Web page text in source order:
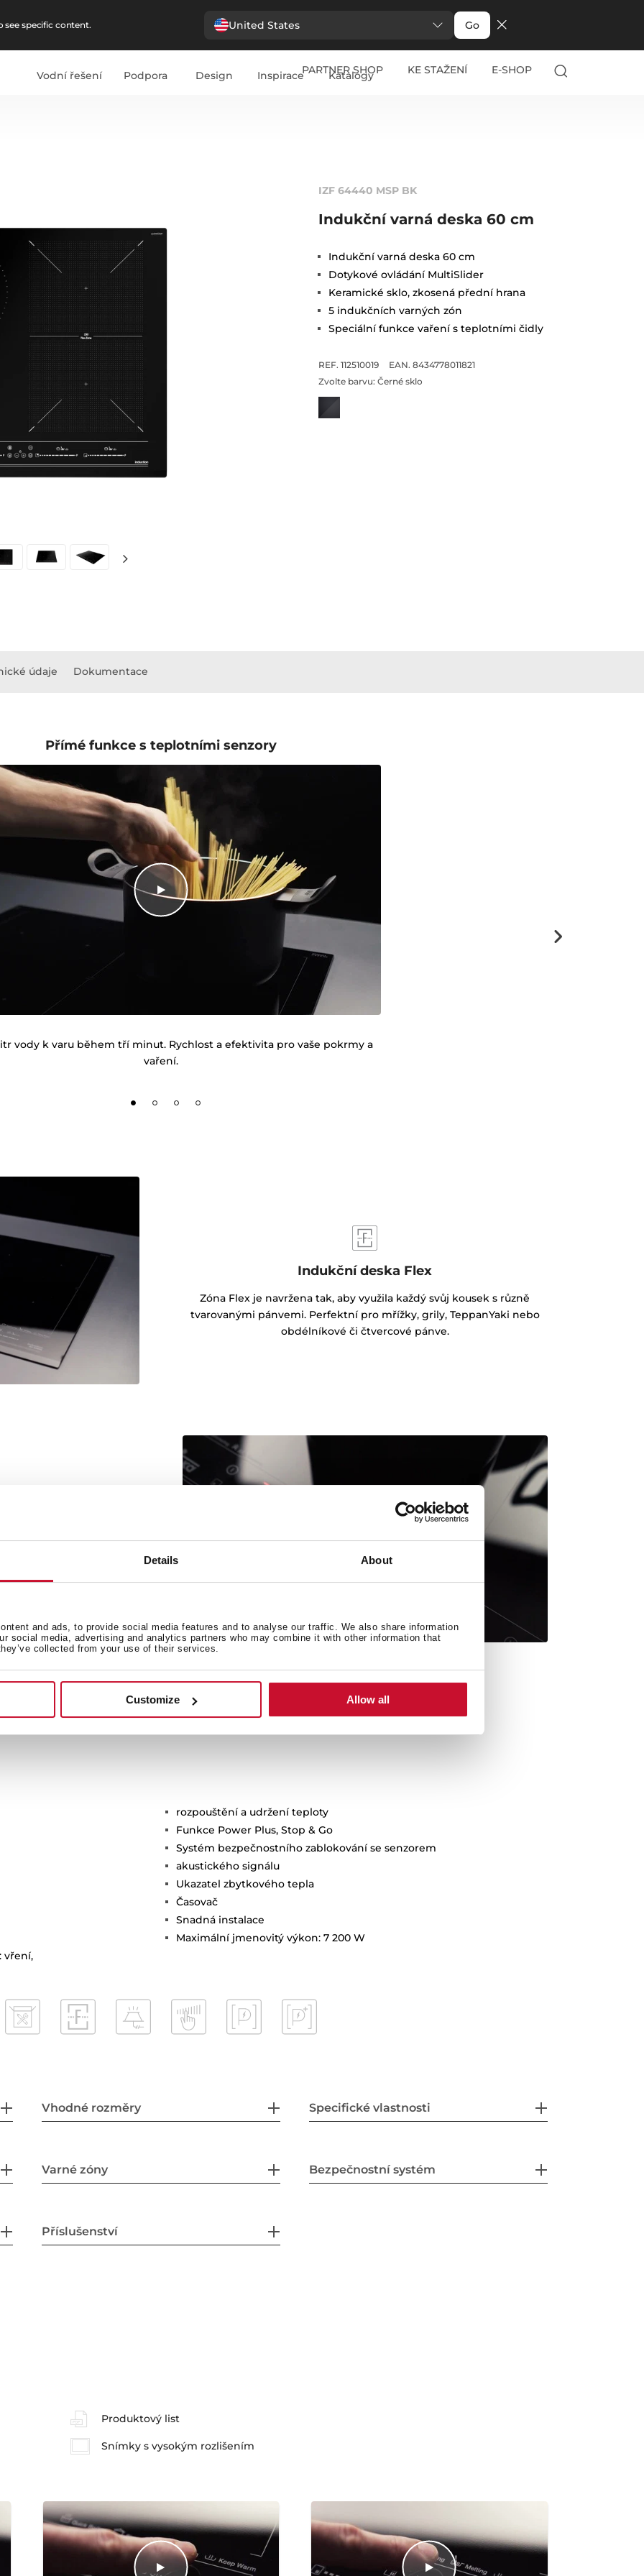
Details About
and ads, to provide social media features and to analyse our traffic. We also share information
social media, advertising and analytics partners who may combine it with other information that
collected from your use of their services.
Customize Allow all
specific content. United States Go
Vodní řešení Podpora Design Inspirace Katalogy
PARTNER SHOP KE STAŽENÍ E-SHOP
IZF 64440 MSP BK
Indukční varná deska 60 cm
Indukční varná deska 60 cm
Dotykové ovládání MultiSlider
Keramické sklo, zkosená přední hrana
5 indukčních varných zón
Speciální funkce vaření s teplotními čidly
REF. 112510019
EAN. 8434778011821
Zvolte barvu: Černé sklo
údaje Dokumentace
Přímé funkce s teplotními senzory
vody k varu během tří minut. Rychlost a efektivita pro vaše pokrmy a
vaření.
Indukční deska Flex
Zóna Flex je navržena tak, aby využila každý svůj kousek s různě
tvarovanými pánvemi. Perfektní pro mřížky, grily, TeppanYaki nebo
obdélníkové či čtvercové pánve.
desky pro dosažení
požadovaný výkon.
se nikdy nezmýlíte.
vření,
rozpouštění a udržení teploty
Funkce Power Plus, Stop & Go
Systém bezpečnostního zablokování se senzorem
akustického signálu
Ukazatel zbytkového tepla
Časovač
Snadná instalace
Maximální jmenovitý výkon: 7 200 W
Vhodné rozměry Specifické vlastnosti
Varné zóny Bezpečnostní systém
Příslušenství
Produktový list
Snímky s vysokým rozlišením